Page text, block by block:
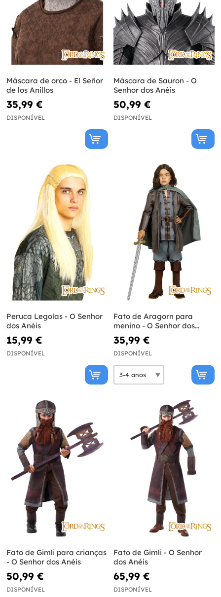
Máscara de orco - El Señor
de los Anillos
35,99 €
DISPONÍVEL
Máscara de Sauron - O
Senhor dos Anéis
50,99 €
DISPONÍVEL
Peruca Legolas - O Senhor
dos Anéis
15,99 €
DISPONÍVEL
Fato de Aragorn para
menino - O Senhor dos
Anéis
35,99 €
DISPONÍVEL
Fato de Gimli para crianças
- O Senhor dos Anéis
50,99 €
DISPONÍVEL
Fato de Gimli - O Senhor
dos Anéis
65,99 €
DISPONÍVEL